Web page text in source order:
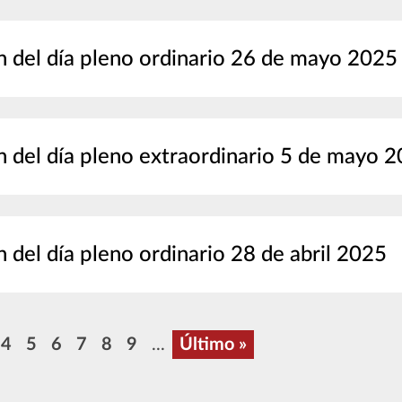
del día pleno ordinario 26 de mayo 2025
del día pleno extraordinario 5 de mayo
del día pleno ordinario 28 de abril 2025
Página
4 Página
5 Página
6 Página
7 Página
8 Página
9 ... Última página
Último »